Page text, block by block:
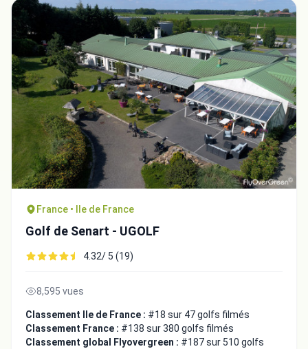
France • Ile de France
Golf de Senart - UGOLF
4.32/ 5 (19)
8,595 vues
Classement Ile de France : #18 sur 47 golfs filmés
Classement France : #138 sur 380 golfs filmés
Classement global Flyovergreen : #187 sur 510 golfs